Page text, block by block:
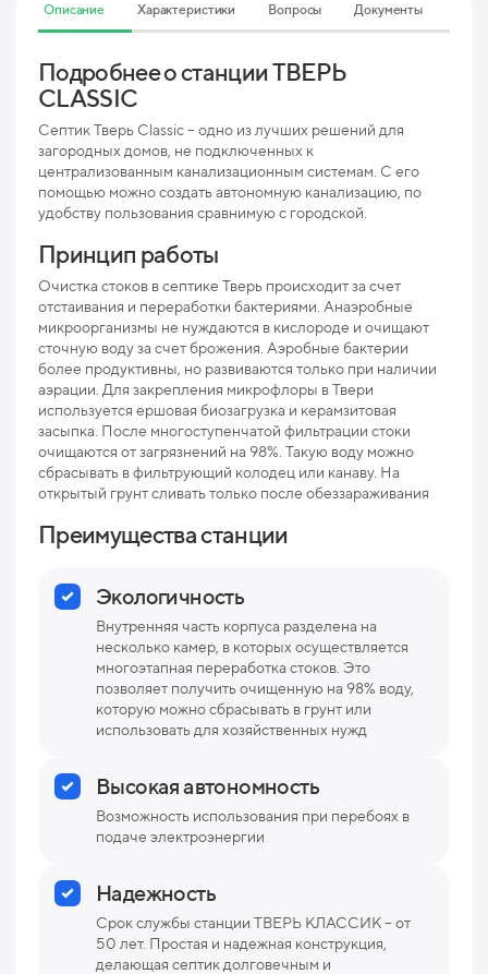
Описание Характеристики Вопросы Документы
Подробнее о станции ТВЕРЬ
CLASSIC
Септик Тверь Classic – одно из лучших решений для
загородных домов, не подключенных к
централизованным канализационным системам. С его
помощью можно создать автономную канализацию, по
удобству пользования сравнимую с городской.
Принцип работы
Очистка стоков в септике Тверь происходит за счет
отстаивания и переработки бактериями. Анаэробные
микроорганизмы не нуждаются в кислороде и очищают
сточную воду за счет брожения. Аэробные бактерии
более продуктивны, но развиваются только при наличии
аэрации. Для закрепления микрофлоры в Твери
используется ершовая биозагрузка и керамзитовая
засыпка. После многоступенчатой фильтрации стоки
очищаются от загрязнений на 98%. Такую воду можно
сбрасывать в фильтрующий колодец или канаву. На
открытый грунт сливать только после обеззараживания
Преимущества станции
Экологичность
Внутренняя часть корпуса разделена на
несколько камер, в которых осуществляется
многоэтапная переработка стоков. Это
позволяет получить очищенную на 98% воду,
которую можно сбрасывать в грунт или
использовать для хозяйственных нужд
Высокая автономность
Возможность использования при перебоях в
подаче электроэнергии
Надежность
Срок службы станции ТВЕРЬ КЛАССИК – от
50 лет. Простая и надежная конструкция,
делающая септик долговечным и